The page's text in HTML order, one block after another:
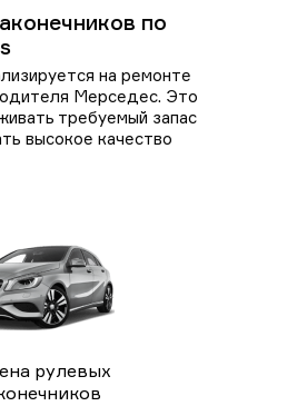
по
на ремонте
Мерседес. Это
требуемый запас
высокое качество
рулевых